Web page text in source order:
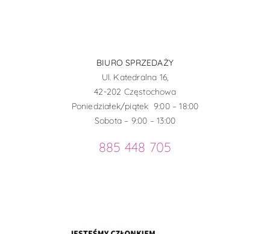
BIURO SPRZEDAŻY
Ul. Katedralna 16,
42-202 Częstochowa
Poniedziałek/piątek 9:00 – 18:00
Sobota – 9:00 – 13:00
885 448 705